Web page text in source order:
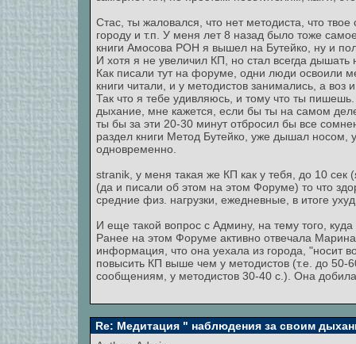
Стас, ты жаловался, что нет методиста, что
городу и т.п. У меня лет 8 назад было тоже
книги Амосова РОН я вышел на Бутейко, ну и
И хотя я не увеличил КП, но стал всегда дышать
Как писали тут на форуме, одни люди освоили
книги читали, и у методистов занимались, а воз
Так что я тебе удивляюсь, и тому что ты
дыхание, мне кажется, если бы ты на самом
ты бы за эти 20-30 минут отбросил бы все
раздел книги Метод Бутейко, уже дышал
одновременно.
stranik, у меня такая же КП как у тебя, до 10
(да и писали об этом на этом Форуме) то что
средние физ. нагрузки, ежедневные, в итоге
И еще такой вопрос с Админу, на тему того,
Ранее на этом Форуме активно отвечала
информация, что она уехала из города, "носит
повысить КП выше чем у методистов (т.е. до 50-
сообщениям, у методистов 30-40 с.). Она
Re: Медитация " наблюдения за своим